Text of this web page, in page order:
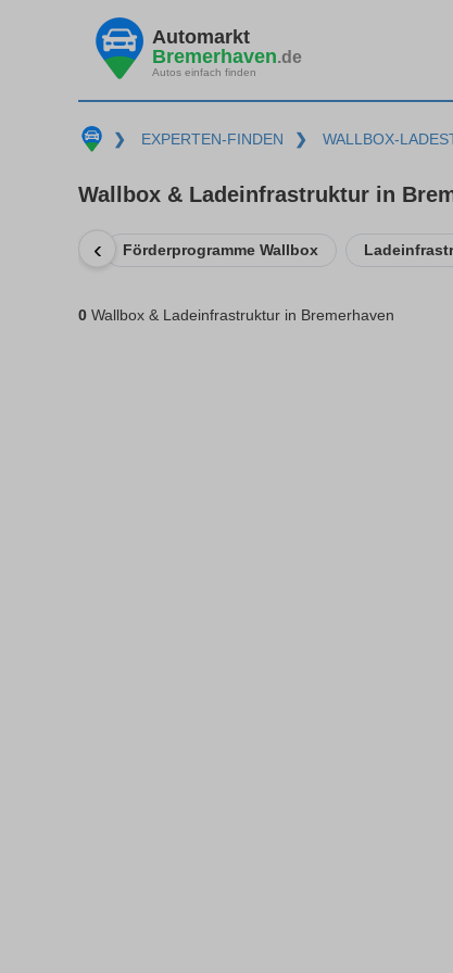
Automarkt
Bremerhaven.de
Autos einfach finden
❯ EXPERTEN-FINDEN ❯ WALLBOX-
Wallbox & Ladeinfrastruktur in
‹ Förderprogramme Wallbox
0 Wallbox & Ladeinfrastruktur in Bremerhaven